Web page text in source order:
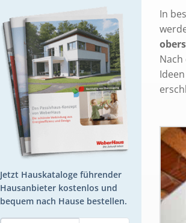
In
Jetzt Hauskataloge führender
Hausanbieter kostenlos und
bequem nach Hause bestellen.